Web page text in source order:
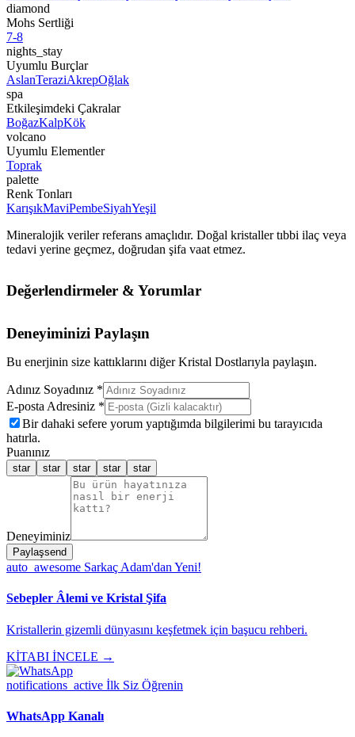
diamond
Mohs Sertliği
7-8
nights_stay
Uyumlu Burçlar
AslanTeraziAkrepOğlak
spa
Etkileşimdeki Çakralar
BoğazKalpKök
volcano
Uyumlu Elementler
Toprak
palette
Renk Tonları
KarışıkMaviPembeSiyahYeşil
Mineralojik veriler referans amaçlıdır. Doğal kristaller tıbbi ilaç veya
tedavi yerine geçmez, doğrudan şifa vaat etmez.
Değerlendirmeler & Yorumlar
Deneyiminizi Paylaşın
Bu enerjinin size kattıklarını diğer Kristal Dostlarıyla paylaşın.
Adınız Soyadınız *
E-posta Adresiniz *
Bir dahaki sefere yorum yaptığımda bilgilerimi bu tarayıcıda
hatırla.
Puanınız
star star star star star
Deneyiminiz
Paylaşsend
auto_awesome Sarkaç Adam'dan Yeni!
Sebepler Âlemi ve Kristal Şifa
Kristallerin gizemli dünyasını keşfetmek için başucu rehberi.
KİTABI İNCELE →
notifications_active İlk Siz Öğrenin
WhatsApp Kanalı